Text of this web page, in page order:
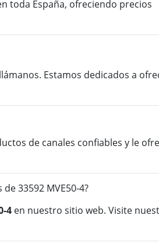
toda España, ofreciendo precios
Estamos dedicados a
de canales confiables y le
33592 MVE50-4?
4 en nuestro sitio web. Visite